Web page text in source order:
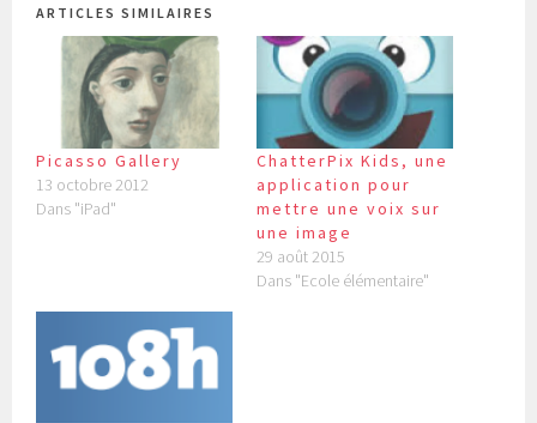
ARTICLES SIMILAIRES
Picasso Gallery
13 octobre 2012
Dans "iPad"
ChatterPix Kids, une
application pour
mettre une voix sur
une image
29 août 2015
Dans "Ecole élémentaire"